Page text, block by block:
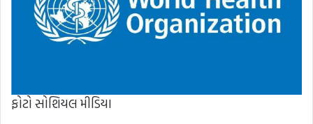
ફોટો સોશિયલ મીડિયા